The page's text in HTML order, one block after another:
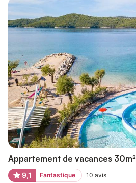
Appartement de vacances 30m²
9,1 Fantastique 10 avis